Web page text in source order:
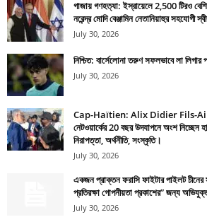
গাজায় গণহত্যা: ইস্রায়েলে 2,500 টিরও বেশি
নরেন্দ্র মোদি বেঞ্জামিন নেতানিয়াহুর সহযোগী
July 30, 2026
নিশ্চিত: বার্সেলোনা তরুণ সফলভাবে লা
July 30, 2026
Cap-Haïtien: Alix Didier Fils-Aimé
নেটওয়ার্কের 20 বছর উদযাপনে অংশ নিচ্ছেন
নিরাপত্তা, অর্থনীতি, সংস্কৃতি।
July 30, 2026
একজন প্রাক্তন ফরাসি ফাইটার পাইলট চীনের
প্রতিরক্ষা গোপনীয়তা প্রকাশের” জন্য
July 30, 2026